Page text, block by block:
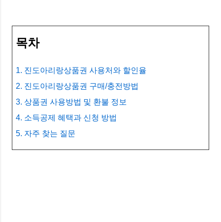
목차
1. 진도아리랑상품권 사용처와 할인율
2. 진도아리랑상품권 구매/충전방법
3. 상품권 사용방법 및 환불 정보
4. 소득공제 혜택과 신청 방법
5. 자주 찾는 질문